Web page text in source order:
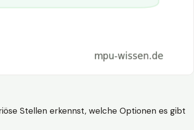
Stellen erkennst, welche Optionen es gibt